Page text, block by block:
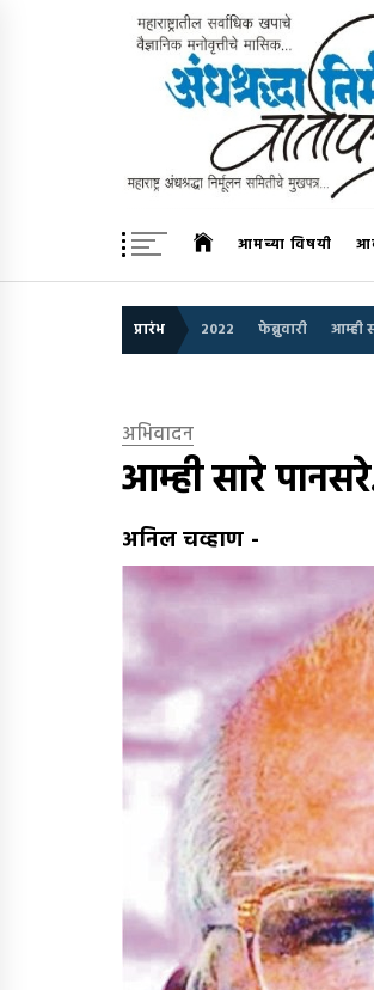
अंधश्रद्धाआमच्या विषयी
प्रारंभ 2022 फेब्रुवारी आम्ही
अभिवादन
आम्ही सारे
अनिल चव्हाण -